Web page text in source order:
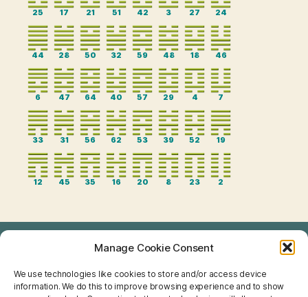
Manage Cookie Consent
We use technologies like cookies to store and/or access device
information. We do this to improve browsing experience and to show
25 17 21 51 42 3 27 24
44 28 50 32 59 48 18 46
6 47 64 40 57 29 4 7
33 31 56 62 53 39 52 19
12 45 35 16 20 8 23 2
I CHING